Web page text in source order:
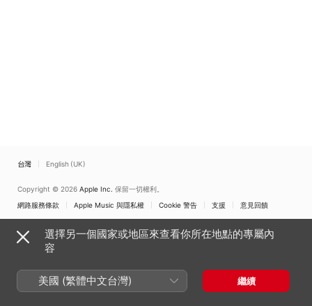
台灣 English (UK)
Copyright © 2026 Apple Inc. 保留一切權利。
網路服務條款
Apple Music 與隱私權 Cookie 警告 支援 意見回饋
選擇另一個國家或地區來查看你所在地點的專屬內
容
美國 (繁體中文台灣) 繼續